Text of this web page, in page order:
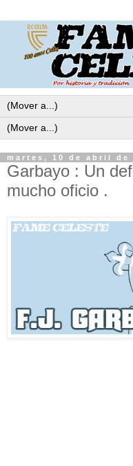
martes, 10 de abril de
Garbayo : Un
mucho oficio .